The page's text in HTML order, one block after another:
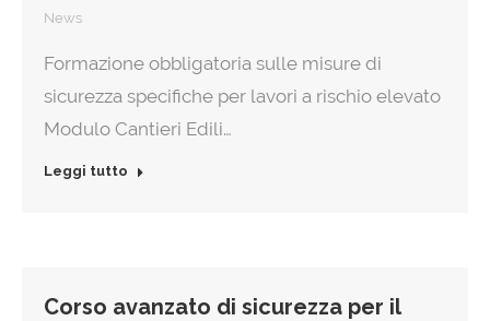
News
Formazione obbligatoria sulle misure di
sicurezza specifiche per lavori a rischio elevato
Modulo Cantieri Edili…
Leggi tutto
Corso avanzato di sicurezza per il